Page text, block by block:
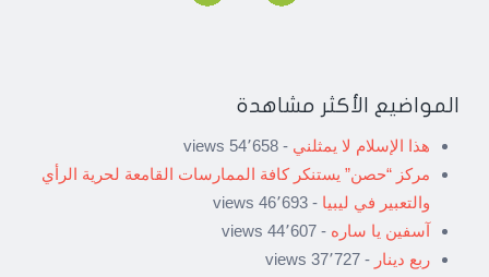
المواضيع الأكثر مشاهدة
هذا الإسلام لا يمثلني - 54٬658 views
مركز “حصن” يستنكر كافة الممارسات القامعة لحرية الرأي
والتعبير في ليبيا - 46٬693 views
آسفين يا ساره - 44٬607 views
ربع دينار - 37٬727 views